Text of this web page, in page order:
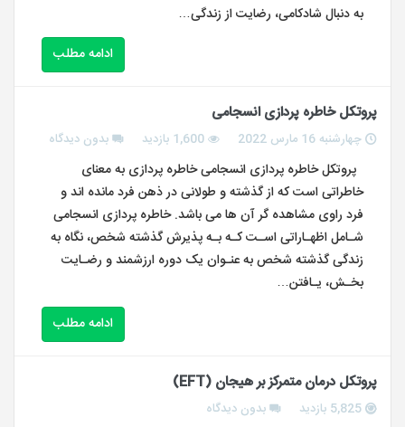
به دنبال شادکامی، رضایت از زندگی…
ادامه مطلب
پروتکل خاطره پردازی انسجامی
چهارشنبه 16 مارس 2022 1,600 بازدید بدون دیدگاه
پروتکل خاطره پردازی انسجامی خاطره پردازی به معنای
خاطراتی است که از گذشته و طولانی در ذهن فرد مانده اند و
فرد راوی مشاهده گر آن ها می باشد. خاطره پردازی انسجامی
شـامل اظهـاراتی اسـت کـه بـه پذیرش گذشته شخص، نگاه به
زندگی گذشته شخص به عنـوان یک دوره ارزشمند و رضـایت
بخـش، یـافتن…
ادامه مطلب
پروتکل درمان متمرکز بر هیجان (EFT)
5,825 بازدید بدون دیدگاه